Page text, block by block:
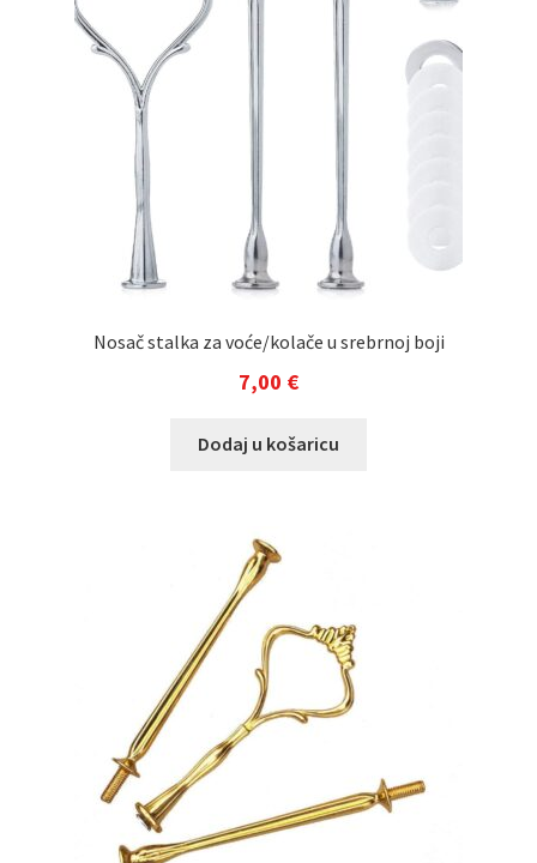
Nosač stalka za voće/kolače u srebrnoj boji
7,00 €
Dodaj u košaricu